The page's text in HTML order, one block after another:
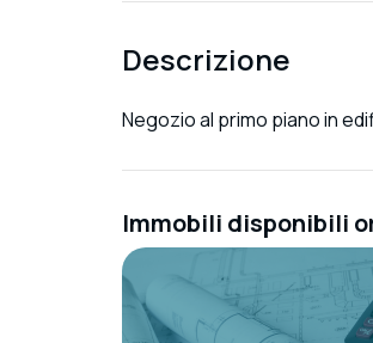
Descrizione
Negozio al primo piano in
Immobili disponibili